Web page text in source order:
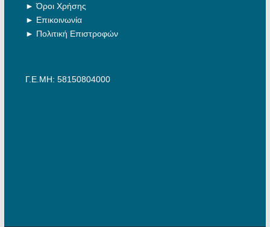
►Όροι Χρήσης
► Επικοινωνία
► Πολιτική Επιστροφών
Γ.Ε.ΜΗ: 58150804000